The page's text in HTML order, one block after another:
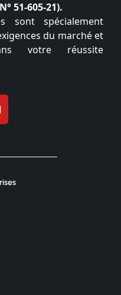
51-605-21).
sont spécialement
du marché et
votre réussite